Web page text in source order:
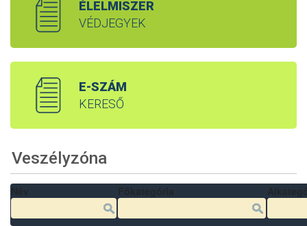
ÉLELMISZER
VÉDJEGYEK
E-SZÁM
KERESŐ
Veszélyzóna